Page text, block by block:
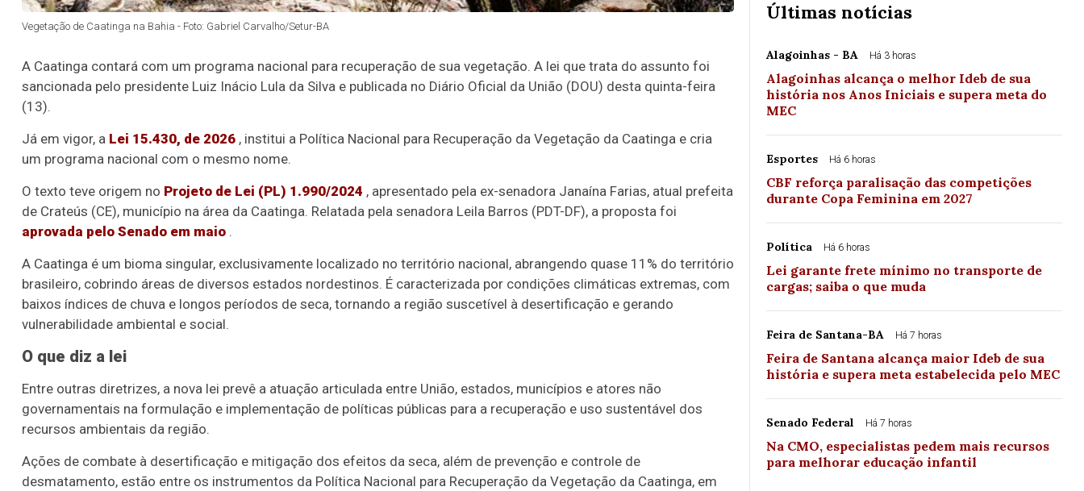
Vegetação de Caatinga na Bahia - Foto: Gabriel Carvalho/Setur-BA
A Caatinga contará com um programa nacional para recuperação de sua vegetação. A lei que trata do assunto foi
sancionada pelo presidente Luiz Inácio Lula da Silva e publicada no Diário Oficial da União (DOU) desta quinta-feira
(13).
Já em vigor, a Lei 15.430, de 2026 , institui a Política Nacional para Recuperação da Vegetação da Caatinga e cria
um programa nacional com o mesmo nome.
O texto teve origem no Projeto de Lei (PL) 1.990/2024 , apresentado pela ex-senadora Janaína Farias, atual prefeita
de Crateús (CE), município na área da Caatinga. Relatada pela senadora Leila Barros (PDT-DF), a proposta foi
aprovada pelo Senado em maio .
A Caatinga é um bioma singular, exclusivamente localizado no território nacional, abrangendo quase 11% do território
brasileiro, cobrindo áreas de diversos estados nordestinos. É caracterizada por condições climáticas extremas, com
baixos índices de chuva e longos períodos de seca, tornando a região suscetível à desertificação e gerando
vulnerabilidade ambiental e social.
O que diz a lei
Entre outras diretrizes, a nova lei prevê a atuação articulada entre União, estados, municípios e atores não
governamentais na formulação e implementação de políticas públicas para a recuperação e uso sustentável dos
recursos ambientais da região.
Ações de combate à desertificação e mitigação dos efeitos da seca, além de prevenção e controle de
desmatamento, estão entre os instrumentos da Política Nacional para Recuperação da Vegetação da Caatinga, em
Últimas notícias
Alagoinhas - BA Há 3 horas
Alagoinhas alcança o melhor Ideb de sua
história nos Anos Iniciais e supera meta do
MEC
Esportes Há 6 horas
CBF reforça paralisação das competições
durante Copa Feminina em 2027
Política Há 6 horas
Lei garante frete mínimo no transporte de
cargas; saiba o que muda
Feira de Santana-BA Há 7 horas
Feira de Santana alcança maior Ideb de sua
história e supera meta estabelecida pelo MEC
Senado Federal Há 7 horas
Na CMO, especialistas pedem mais recursos
para melhorar educação infantil